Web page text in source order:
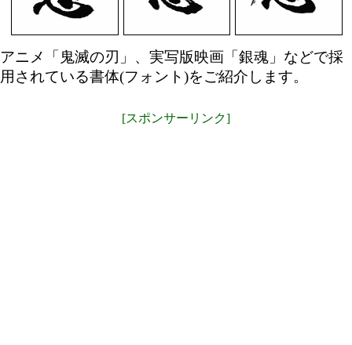
アニメ「鬼滅の刃」、実写版映画「銀魂」などで採
用されている書体(フォント)をご紹介します。
[スポンサーリンク]